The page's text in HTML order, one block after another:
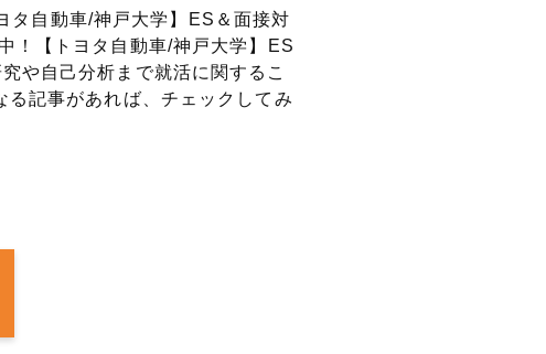
タ自動車/神戸大学】ES＆面接対
！【トヨタ自動車/神戸大学】ES
や自己分析まで就活に関するこ
記事があれば、チェックしてみ